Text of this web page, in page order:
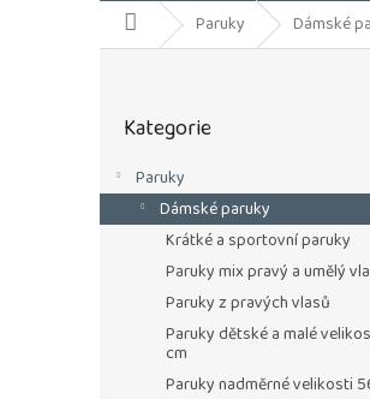
Domů Paruky Dámské
P
a
n
kategorie
Kategorie
Paruky
Dámské paruky
Krátké a sportovní paruky
Paruky mix pravý a umělý
Paruky z pravých vlasů
Paruky dětské a malé
cm
Paruky nadměrné velikosti